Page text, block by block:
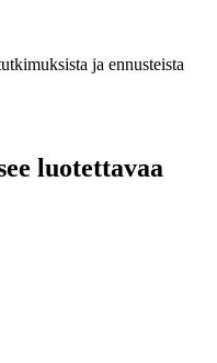
ja ennusteista
luotettavaa